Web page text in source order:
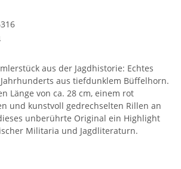
aus der Jagdhistorie: Echtes
aus tiefdunklem Büffelhorn.
Länge von ca. 28 cm, einem rot
und kunstvoll gedrechselten Rillen an
unberührte Original ein Highlight
Militaria und Jagdliteraturn.